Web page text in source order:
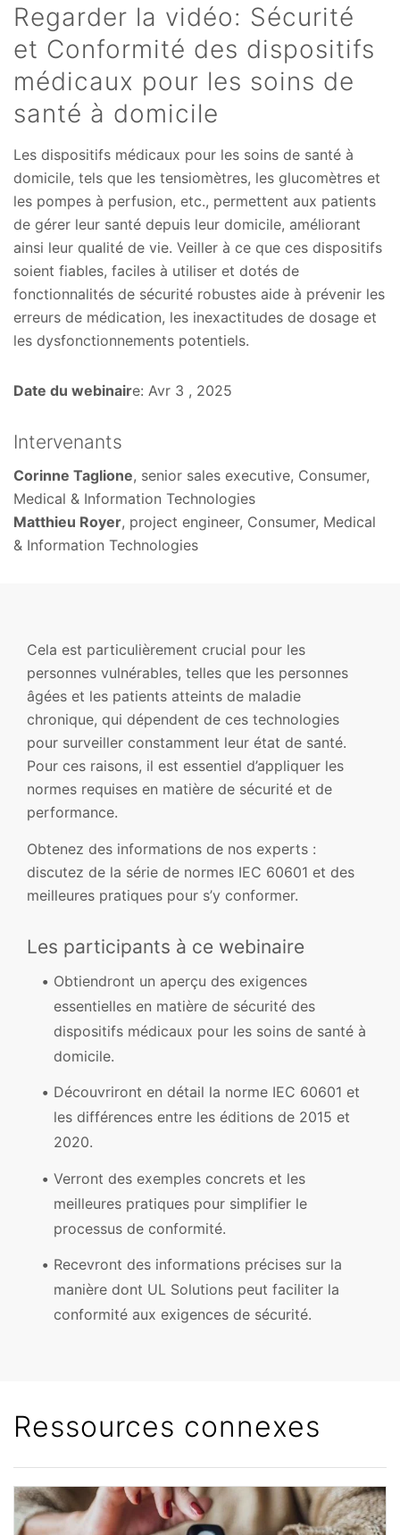
Regarder la vidéo: Sécurité
et Conformité des dispositifs
médicaux pour les soins de
santé à domicile
Les dispositifs médicaux pour les soins de santé à
domicile, tels que les tensiomètres, les glucomètres et
les pompes à perfusion, etc., permettent aux patients
de gérer leur santé depuis leur domicile, améliorant
ainsi leur qualité de vie. Veiller à ce que ces dispositifs
soient fiables, faciles à utiliser et dotés de
fonctionnalités de sécurité robustes aide à prévenir les
erreurs de médication, les inexactitudes de dosage et
les dysfonctionnements potentiels.
Date du webinaire: Avr 3 , 2025
Intervenants
Corinne Taglione, senior sales executive, Consumer,
Medical & Information Technologies
Matthieu Royer, project engineer, Consumer, Medical
& Information Technologies
Cela est particulièrement crucial pour les
personnes vulnérables, telles que les personnes
âgées et les patients atteints de maladie
chronique, qui dépendent de ces technologies
pour surveiller constamment leur état de santé.
Pour ces raisons, il est essentiel d’appliquer les
normes requises en matière de sécurité et de
performance.
Obtenez des informations de nos experts :
discutez de la série de normes IEC 60601 et des
meilleures pratiques pour s’y conformer.
Les participants à ce webinaire
Obtiendront un aperçu des exigences
essentielles en matière de sécurité des
dispositifs médicaux pour les soins de santé à
domicile.
Découvriront en détail la norme IEC 60601 et
les différences entre les éditions de 2015 et
2020.
Verront des exemples concrets et les
meilleures pratiques pour simplifier le
processus de conformité.
Recevront des informations précises sur la
manière dont UL Solutions peut faciliter la
conformité aux exigences de sécurité.
Ressources connexes